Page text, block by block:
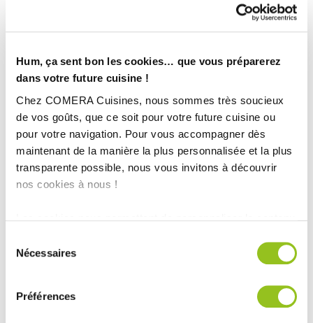
Hum, ça sent bon les cookies… que vous préparerez
dans votre future cuisine !
Chez COMERA Cuisines, nous sommes très soucieux
de vos goûts, que ce soit pour votre future cuisine ou
pour votre navigation. Pour vous accompagner dès
maintenant de la manière la plus personnalisée et la plus
transparente possible, nous vous invitons à découvrir
nos cookies à nous !
médias sociaux et d'analyser notre trafic. Nous
partageons également des informations sur l'utilisation de
notre site avec nos partenaires de médias sociaux, de
publicité et d'analyse, qui peuvent combiner celles-ci
Nécessaires
Préférences
INFORMATIONS
Ville :SAUTRON (44)